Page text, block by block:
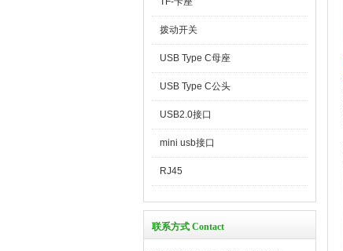
拨动开关
USB Type C母座
USB Type C公头
USB2.0接口
mini usb接口
RJ45
联系方式 Contact